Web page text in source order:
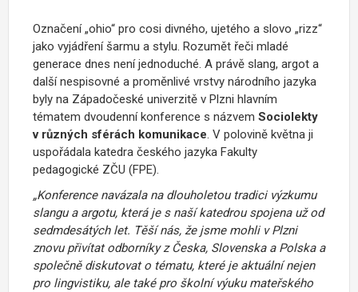
Označení „ohio“ pro cosi divného, ujetého a slovo „rizz“
jako vyjádření šarmu a stylu. Rozumět řeči mladé
generace dnes není jednoduché. A právě slang, argot a
další nespisovné a proměnlivé vrstvy národního jazyka
byly na Západočeské univerzitě v Plzni hlavním
tématem dvoudenní konference s názvem Sociolekty
v různých sférách komunikace. V polovině května ji
uspořádala katedra českého jazyka Fakulty
pedagogické ZČU (FPE).
„Konference navázala na dlouholetou tradici výzkumu
slangu a argotu, která je s naší katedrou spojena už od
sedmdesátých let. Těší nás, že jsme mohli v Plzni
znovu přivítat odborníky z Česka, Slovenska a Polska a
společně diskutovat o tématu, které je aktuální nejen
pro lingvistiku, ale také pro školní výuku mateřského